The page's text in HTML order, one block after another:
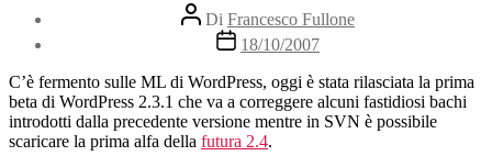
Autore
articolo
Di Francesco Fullone
Data
dell'articolo
18/10/2007
C’è fermento sulle ML di WordPress, oggi è stata rilasciata la prima
beta di WordPress 2.3.1 che va a correggere alcuni fastidiosi bachi
introdotti dalla precedente versione mentre in SVN è possibile
scaricare la prima alfa della futura 2.4.